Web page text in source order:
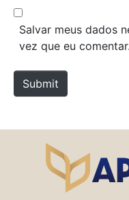
*
b
e
Salvar meus dados
vez que eu comentar.
Submit